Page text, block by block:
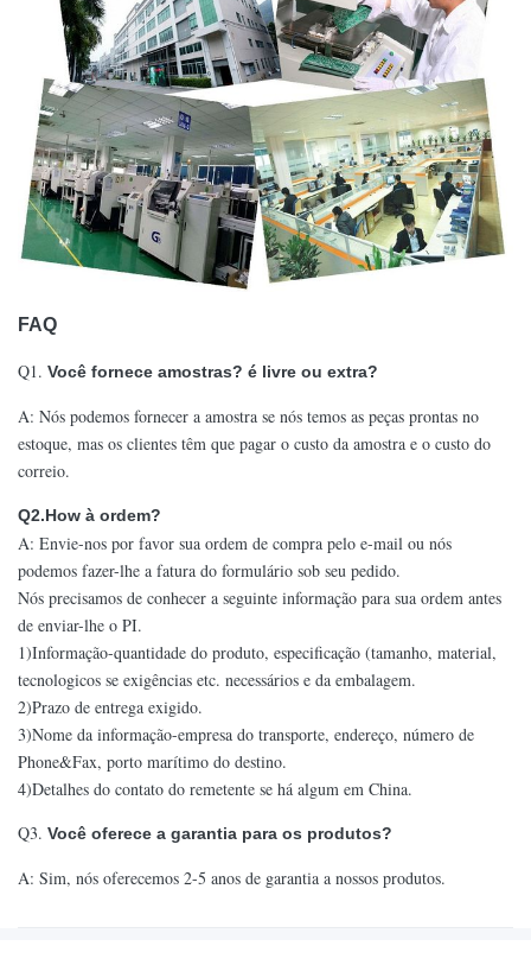
FAQ
Q1. Você fornece amostras? é livre ou extra?
A: Nós podemos fornecer a amostra se nós temos as peças prontas no
estoque, mas os clientes têm que pagar o custo da amostra e o custo do
correio.
Q2.How à ordem?
A: Envie-nos por favor sua ordem de compra pelo e-mail ou nós
podemos fazer-lhe a fatura do formulário sob seu pedido.
Nós precisamos de conhecer a seguinte informação para sua ordem antes
de enviar-lhe o PI.
1)Informação-quantidade do produto, especificação (tamanho, material,
tecnologicos se exigências etc. necessários e da embalagem.
2)Prazo de entrega exigido.
3)Nome da informação-empresa do transporte, endereço, número de
Phone&Fax, porto marítimo do destino.
4)Detalhes do contato do remetente se há algum em China.
Q3. Você oferece a garantia para os produtos?
A: Sim, nós oferecemos 2-5 anos de garantia a nossos produtos.